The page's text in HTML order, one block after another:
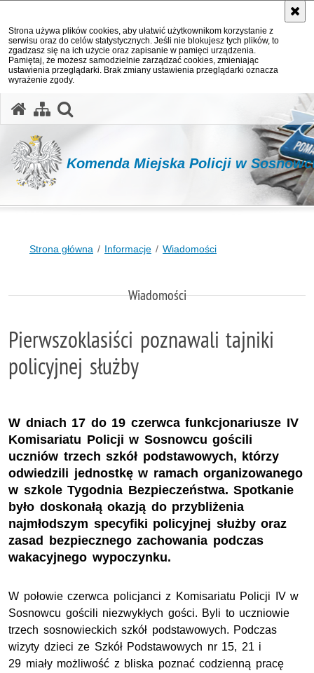
Strona używa plików cookies, aby ułatwić użytkownikom korzystanie z
serwisu oraz do celów statystycznych. Jeśli nie blokujesz tych plików, to
zgadzasz się na ich użycie oraz zapisanie w pamięci urządzenia.
Pamiętaj, że możesz samodzielnie zarządzać cookies, zmieniając
ustawienia przeglądarki. Brak zmiany ustawienia przeglądarki oznacza
wyrażenie zgody.
Komenda Miejska Policji w
Strona główna Informacje Wiadomości
Wiadomości
Pierwszoklasiści poznawali tajniki
policyjnej służby
W dniach 17 do 19 czerwca funkcjonariusze IV
Komisariatu Policji w Sosnowcu gościli
uczniów trzech szkół podstawowych, którzy
odwiedzili jednostkę w ramach organizowanego
w szkole Tygodnia Bezpieczeństwa. Spotkanie
było doskonałą okazją do przybliżenia
najmłodszym specyfiki policyjnej służby oraz
zasad bezpiecznego zachowania podczas
wakacyjnego wypoczynku.
W połowie czerwca policjanci z Komisariatu Policji IV w
Sosnowcu gościli niezwykłych gości. Byli to uczniowie
trzech sosnowieckich szkół podstawowych. Podczas
wizyty dzieci ze Szkół Podstawowych nr15, 21 i
29 miały możliwość z bliska poznać codzienną pracę